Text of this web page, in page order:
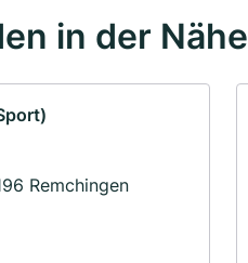
in der Nähe
Remchingen